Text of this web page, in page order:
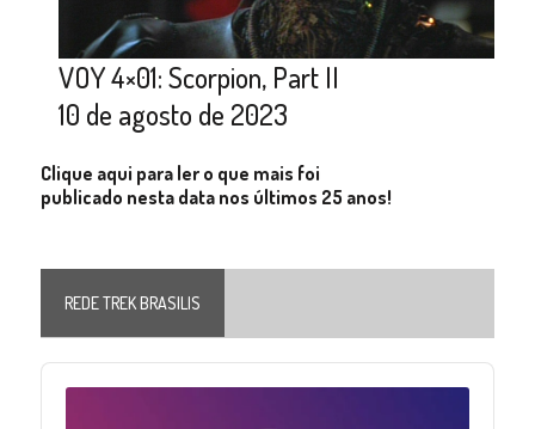
VOY 4×01: Scorpion, Part II
10 de agosto de 2023
Clique aqui para ler o que mais foi
publicado nesta data nos últimos 25 anos!
REDE TREK BRASILIS
Audio
Player